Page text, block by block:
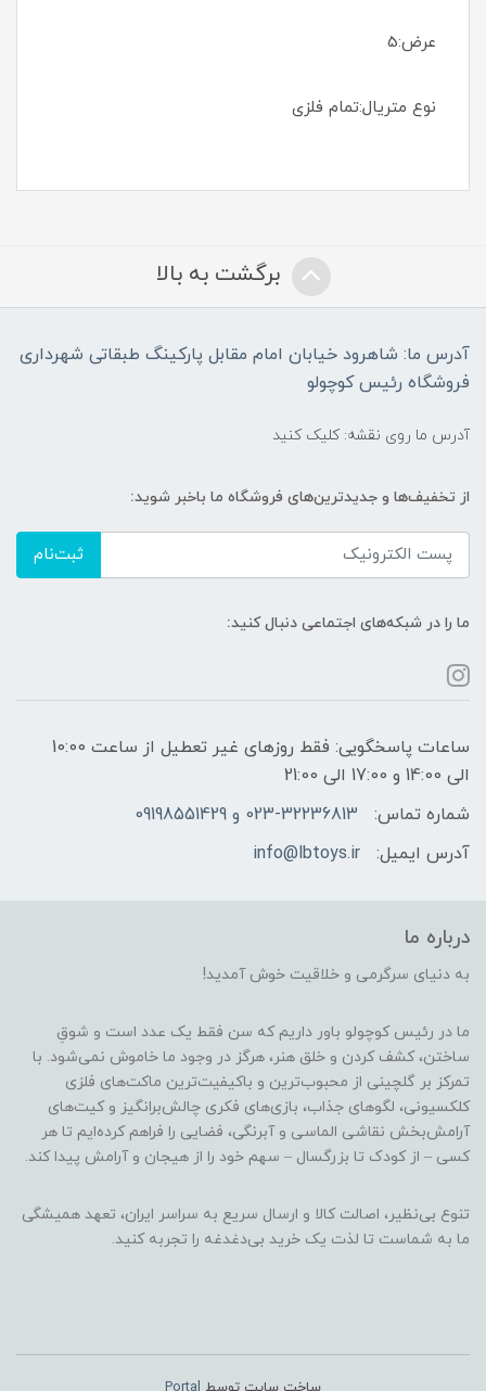
عرض:5
نوع متریال:تمام فلزی
برگشت به بالا
آدرس ما: شاهرود خیابان امام مقابل پارکینگ طبقاتی شهرداری
فروشگاه رئیس کوچولو
آدرس ما روی نقشه: کلیک کنید
از تخفیف‌ها و جدیدترین‌های فروشگاه ما باخبر شوید:
ثبت‌نام
ما را در شبکه‌های اجتماعی دنبال کنید:
ساعات پاسخگویی: فقط روزهای غیر تعطیل از ساعت 10:00
الی 14:00 و 17:00 الی 21:00
شماره تماس:
023-32236813 و 09198551429
آدرس ایمیل:
info@lbtoys.ir
درباره ما
به دنیای سرگرمی و خلاقیت خوش آمدید!
ما در رئیس کوچولو باور داریم که سن فقط یک عدد است و شوقِ
ساختن، کشف کردن و خلق هنر، هرگز در وجود ما خاموش نمی‌شود. با
تمرکز بر گلچینی از محبوب‌ترین و باکیفیت‌ترین ماکت‌های فلزی
کلکسیونی، لگوهای جذاب، بازی‌های فکری چالش‌برانگیز و کیت‌های
آرامش‌بخش نقاشی الماسی و آبرنگی، فضایی را فراهم کرده‌ایم تا هر
کسی – از کودک تا بزرگسال – سهم خود را از هیجان و آرامش پیدا کند.
تنوع بی‌نظیر، اصالت کالا و ارسال سریع به سراسر ایران، تعهد همیشگی
ما به شماست تا لذت یک خرید بی‌دغدغه را تجربه کنید.